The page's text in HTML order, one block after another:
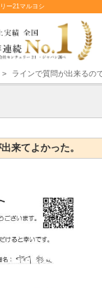
ー21マルヨシ
> ラインで質問が出来るの
来てよかった。